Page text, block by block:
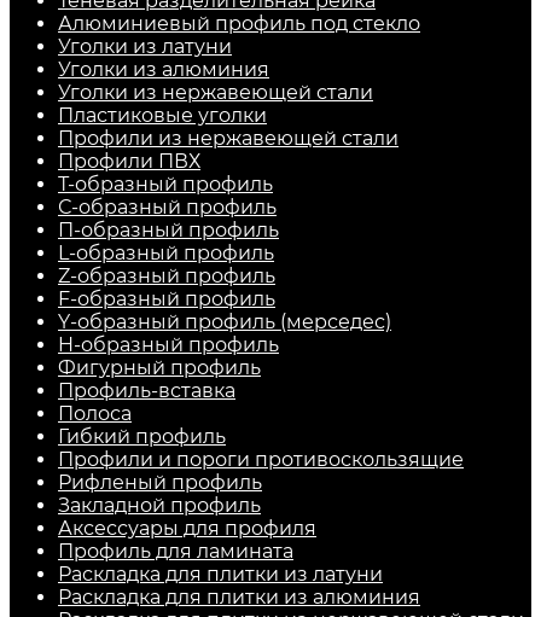
Алюминиевый профиль под стекло
Уголки из латуни
Уголки из алюминия
Уголки из нержавеющей стали
Пластиковые уголки
Профили из нержавеющей стали
Профили ПВХ
Т-образный профиль
С-образный профиль
П-образный профиль
L-образный профиль
Z-образный профиль
F-образный профиль
Y-образный профиль (мерседес)
H-образный профиль
Фигурный профиль
Профиль-вставка
Полоса
Гибкий профиль
Профили и пороги противоскользящие
Рифленый профиль
Закладной профиль
Аксессуары для профиля
Профиль для ламината
Раскладка для плитки из латуни
Раскладка для плитки из алюминия